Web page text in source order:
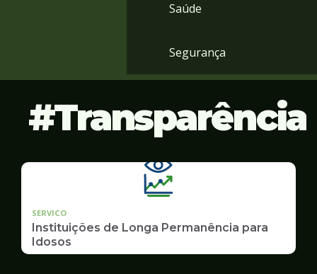
Saúde
Segurança
Transparência
SERVICO
Instituições de Longa Permanência para
Idosos